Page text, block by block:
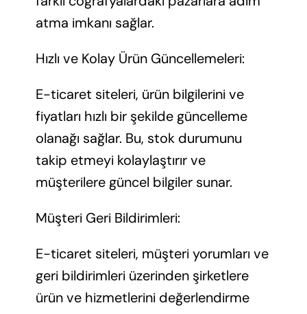
atma imkanı sağlar.
Hızlı ve Kolay Ürün Güncellemeleri:
E-ticaret siteleri, ürün bilgilerini ve
fiyatları hızlı bir şekilde güncelleme
olanağı sağlar. Bu, stok durumunu
takip etmeyi kolaylaştırır ve
müşterilere güncel bilgiler sunar.
Müşteri Geri Bildirimleri:
E-ticaret siteleri, müşteri yorumları ve
geri bildirimleri üzerinden şirketlere
ürün ve hizmetlerini değerlendirme